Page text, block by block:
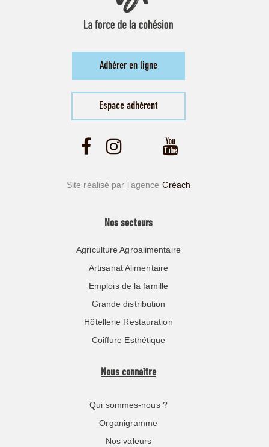
Adhérer en ligne
Espace adhérent
Site réalisé par l’agence Créach
Nos secteurs
Agriculture Agroalimentaire
Artisanat Alimentaire
Emplois de la famille
Grande distribution
Hôtellerie Restauration
Coiffure Esthétique
Nous connaître
Qui sommes-nous ?
Organigramme
Nos valeurs